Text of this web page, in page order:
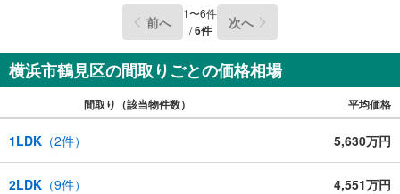
前へ 1〜6件
/6件 次へ
横浜市鶴見区の間取りごとの価格相場
間取り（該当物件数） 平均価格
1LDK （2件） 5,630万円
2LDK （9件） 4,551万円